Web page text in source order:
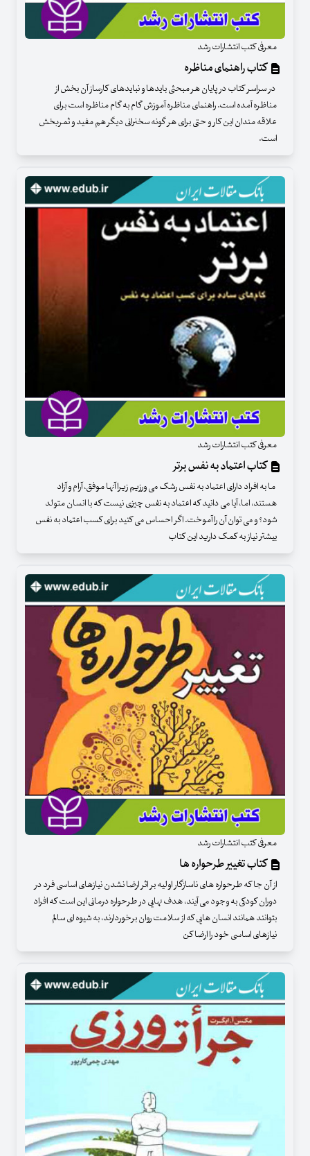
معرفی کتب انتشارات رشد
کتاب راهنمای مناظره
در سراسر کتاب در پایان هر مبحثی بایدها و نبایدهای کارساز آن بخش از
مناظره آمده است. راهنمای مناظره آموزش گام به گام مناظره است برای
علاقه مندان این کار و حتی برای هر گونه سخنرانی دیگر هم مفید و ثمربخش
است.
معرفی کتب انتشارات رشد
کتاب اعتماد به نفس برتر
ما به افراد دارای اعتماد به نفس رشک می ورزیم زیرا آنها موفق، آرام و آزاد
هستند، اما، آیا می دانید که اعتماد به نفس چیزی نیست که با انسان متولد
شود؟ و می توان آن را آموخت. اگر احساس می کنید برای کسب اعتماد به نفس
بیشتر نیاز به کمک دارید این کتاب
معرفی کتب انتشارات رشد
کتاب تغییر طرحواره ها
از آن جا که طرحواره های ناسازگار اولیه بر اثر ارضا نشدن نیازهای اساسی فرد در
دوران کودکی به وجود می آیند، هدف نهایی در طرحواره درمانی این است که افراد
بتوانند همانند انسان هایی که از سلامت روان برخوردارند، به شیوه ای سالم
نیازهای اساسی خود را ارضا کن